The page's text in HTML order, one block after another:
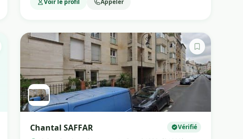
Voir le profil Appeler
Chantal SAFFAR Vérifié